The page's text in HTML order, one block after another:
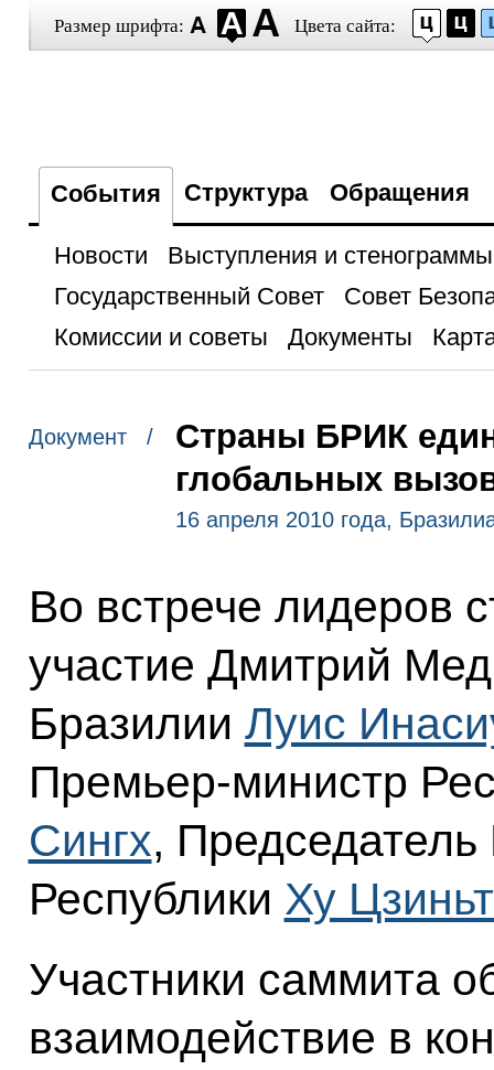
Размер шрифта: Цвета сайта:
События Структура Обращения
Новости
Выступления и стенограммы
Государственный Совет
Совет
Комиссии и советы
Документы
Документ /
Страны БРИК
глобальных
16 апреля 2010 года,
Во встрече лидеров
участие Дмитрий
Бразилии Луис
Премьер-министр
Сингх,
Республики Ху
Участники саммита
взаимодействие в